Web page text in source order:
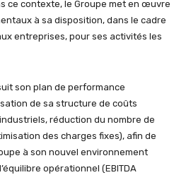
ce contexte, le Groupe met en œuvre
à sa disposition, dans le cadre
entreprises, pour ses activités les
son plan de performance
de sa structure de coûts
réduction du nombre de
des charges fixes), afin de
à son nouvel environnement
opérationnel (EBITDA